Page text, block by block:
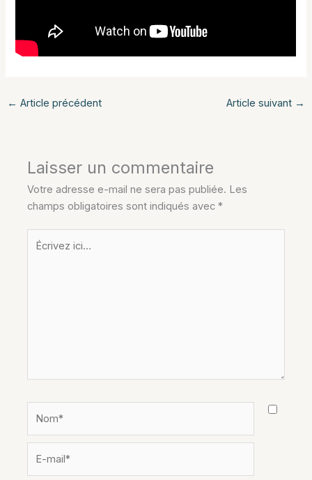
← Article précédent Article suivant →
Laisser un commentaire
Votre adresse e-mail ne sera pas publiée. Les
champs obligatoires sont indiqués avec*
Écrivez
mail*